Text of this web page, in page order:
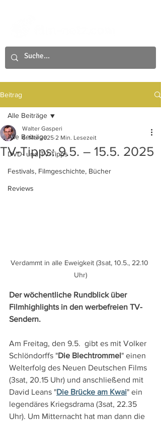
Beitrag
Alle Beiträge
DVD- und TV-Tipps
Festivals, Filmgeschichte, Bücher
Reviews
Alle Beiträge
TV-Tipps: 9.5. – 15.5. 2025
Walter Gasperi
6. Mai 2025 2 Min. Lesezeit
Verdammt in alle Eweigkeit (3sat, 10.5., 22.10
Uhr)
Der wöchentliche Rundblick über
Filmhighlights in den werbefreien TV-
Sendern.
Am Freitag, den 9.5.  gibt es mit Volker
Schlöndorffs "Die Blechtrommel" einen
Welterfolg des Neuen Deutschen Films
(3sat, 20.15 Uhr) und anschließend mit
David Leans "Die Brücke am Kwai" ein
legendäres Kriegsdrama (3sat, 22.35
Uhr). Um Mitternacht hat man dann die